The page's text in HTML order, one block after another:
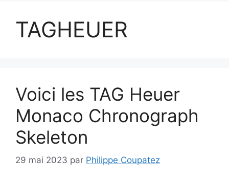
TAGHEUER
Voici les TAG Heuer
Monaco Chronograph
Skeleton
29 mai 2023 par Philippe Coupatez